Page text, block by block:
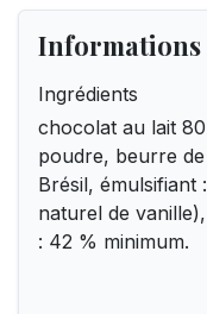
Ingrédients
chocolat au lait
poudre, beurre
Brésil, émulsifiant
naturel de
: 42 % minimum.